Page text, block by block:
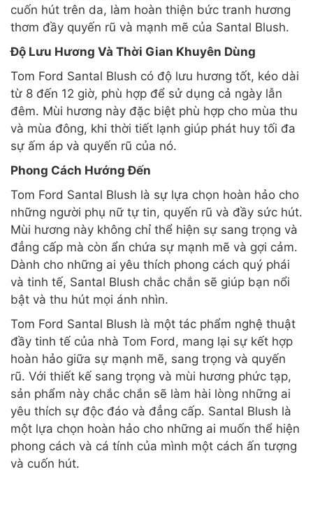
cuốn hút trên da, làm hoàn thiện bức tranh hương
thơm đầy quyến rũ và mạnh mẽ của Santal Blush.
Độ Lưu Hương Và Thời Gian Khuyên Dùng
Tom Ford Santal Blush có độ lưu hương tốt, kéo dài
từ 8 đến 12 giờ, phù hợp để sử dụng cả ngày lẫn
đêm. Mùi hương này đặc biệt phù hợp cho mùa thu
và mùa đông, khi thời tiết lạnh giúp phát huy tối đa
sự ấm áp và quyến rũ của nó.
Phong Cách Hướng Đến
Tom Ford Santal Blush là sự lựa chọn hoàn hảo cho
những người phụ nữ tự tin, quyến rũ và đầy sức hút.
Mùi hương này không chỉ thể hiện sự sang trọng và
đẳng cấp mà còn ẩn chứa sự mạnh mẽ và gợi cảm.
Dành cho những ai yêu thích phong cách quý phái
và tinh tế, Santal Blush chắc chắn sẽ giúp bạn nổi
bật và thu hút mọi ánh nhìn.
Tom Ford Santal Blush là một tác phẩm nghệ thuật
đầy tinh tế của nhà Tom Ford, mang lại sự kết hợp
hoàn hảo giữa sự mạnh mẽ, sang trọng và quyến
rũ. Với thiết kế sang trọng và mùi hương phức tạp,
sản phẩm này chắc chắn sẽ làm hài lòng những ai
yêu thích sự độc đáo và đẳng cấp. Santal Blush là
một lựa chọn hoàn hảo cho những ai muốn thể hiện
phong cách và cá tính của mình một cách ấn tượng
và cuốn hút.